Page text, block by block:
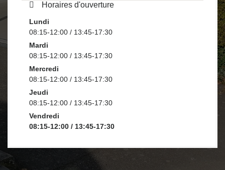
Horaires d'ouverture
Lundi
08:15-12:00 / 13:45-17:30
Mardi
08:15-12:00 / 13:45-17:30
Mercredi
08:15-12:00 / 13:45-17:30
Jeudi
08:15-12:00 / 13:45-17:30
Vendredi
08:15-12:00 / 13:45-17:30